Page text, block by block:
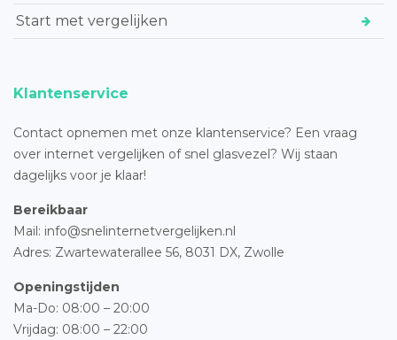
Start met vergelijken
Klantenservice
Contact opnemen met onze klantenservice? Een vraag
over internet vergelijken of snel glasvezel? Wij staan
dagelijks voor je klaar!
Bereikbaar
Mail: info@snelinternetvergelijken.nl
Adres: Zwartewaterallee 56, 8031 DX, Zwolle
Openingstijden
Ma-Do: 08:00 – 20:00
Vrijdag: 08:00 – 22:00